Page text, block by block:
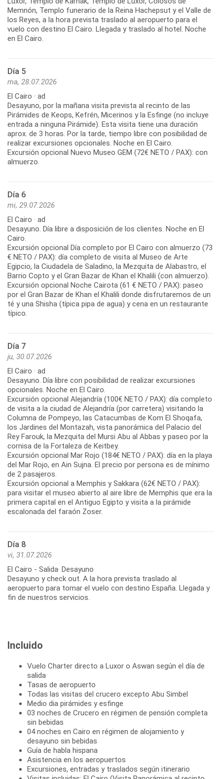
Memnón, Templo funerario de la Reina Hachepsut y el Valle de
los Reyes, a la hora prevista traslado al aeropuerto para el
vuelo con destino El Cairo. Llegada y traslado al hotel. Noche
Día 5
ma, 28.07.2026
El Cairo · ad
Desayuno, por la mañana visita prevista al recinto de las
Pirámides de Keops, Kefrén, Micerinos y la Esfinge (no incluye
entrada a ninguna Pirámide). Esta visita tiene una duración
aprox. de 3 horas. Por la tarde, tiempo libre con posibilidad de
realizar excursiones opcionales. Noche en El Cairo.
Excursión opcional Nuevo Museo GEM (72€ NETO / PAX): con
Día 6
mi, 29.07.2026
El Cairo · ad
Desayuno. Día libre a disposición de los clientes. Noche en El
Cairo.
Excursión opcional Día completo por El Cairo con almuerzo (73
€ NETO / PAX): día completo de visita al Museo de Arte
Egipcio, la Ciudadela de Saladino, la Mezquita de Alabastro, el
Barrio Copto y el Gran Bazar de Khan el Khalili (con almuerzo).
Excursión opcional Noche Cairota (61 € NETO / PAX): paseo
por el Gran Bazar de Khan el Khalili donde disfrutaremos de un
té y una Shisha (típica pipa de agua) y cena en un restaurante
Día 7
ju, 30.07.2026
El Cairo · ad
Desayuno. Día libre con posibilidad de realizar excursiones
opcionales. Noche en El Cairo.
Excursión opcional Alejandría (100€ NETO / PAX): día completo
de visita a la ciudad de Alejandría (por carretera) visitando la
Columna de Pompeyo, las Catacumbas de Kom El Shoqafa,
los Jardines del Montazah, vista panorámica del Palacio del
Rey Farouk, la Mezquita del Mursi Abu al Abbas y paseo por la
cornisa de la Fortaleza de Keitbey.
Excursión opcional Mar Rojo (184€ NETO / PAX): día en la playa
del Mar Rojo, en Ain Sujna. El precio por persona es de mínimo
de 2 pasajeros.
Excursión opcional a Memphis y Sakkara (62€ NETO / PAX):
para visitar el museo abierto al aire libre de Memphis que era la
primera capital en el Antiguo Egipto y visita a la pirámide
Día 8
vi, 31.07.2026
El Cairo - Salida· Desayuno
Desayuno y check out. A la hora prevista traslado al
aeropuerto para tomar el vuelo con destino España. Llegada y
fin de nuestros servicios.
Incluido
Vuelo Charter directo a Luxor o Aswan según el día de
salida
Tasas de aeropuerto
Todas las visitas del crucero excepto Abu Simbel
Medio dia pirámides y esfinge
03 noches de Crucero en régimen de pensión completa
sin bebidas
04 noches en Cairo en régimen de alojamiento y
desayuno sin bebidas
Guía de habla hispana
Asistencia en los aeropuertos
Excursiones, entradas y traslados según itinerario